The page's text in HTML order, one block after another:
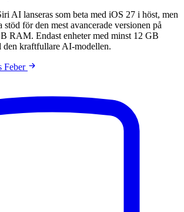
AI lanseras som beta med iOS 27 i höst, men
stöd för den mest avancerade versionen på
RAM. Endast enheter med minst 12 GB
kraftfullare AI-modellen.
Feber